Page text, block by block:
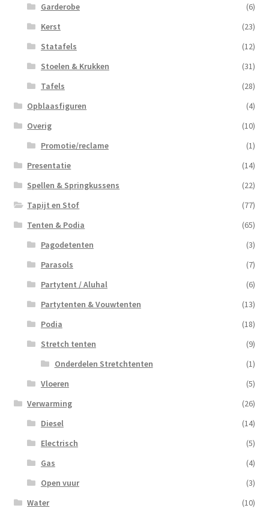
Garderobe
(6)
Kerst
(23)
Statafels
(12)
Stoelen & Krukken
(31)
Tafels
(28)
Opblaasfiguren
(4)
Overig
(10)
Promotie/reclame
(1)
Presentatie
(14)
Spellen & Springkussens
(22)
Tapijt en Stof
(77)
Tenten & Podia
(65)
Pagodetenten
(3)
Parasols
(7)
Partytent / Aluhal
(6)
Partytenten & Vouwtenten
(13)
Podia
(18)
Stretch tenten
(9)
Onderdelen Stretchtenten
(1)
Vloeren
(5)
Verwarming
(26)
Diesel
(14)
Electrisch
(5)
Gas
(4)
Open vuur
(3)
Water
(10)